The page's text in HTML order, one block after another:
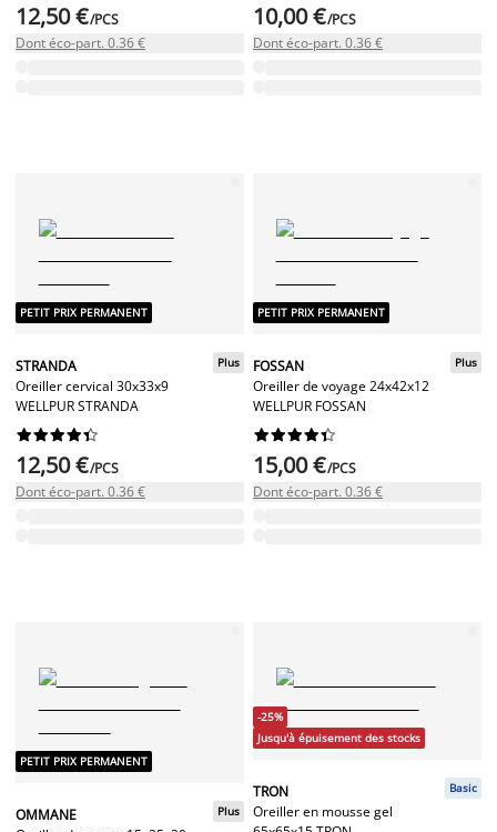
12,50 €/PCS
Dont éco-part. 0.36 €
10,00 €/PCS
Dont éco-part. 0.36 €
PETIT PRIX PERMANENT
STRANDA
Oreiller cervical 30x33x9
WELLPUR STRANDA
Plus






12,50 €/PCS
Dont éco-part. 0.36 €
PETIT PRIX PERMANENT
FOSSAN
Oreiller de voyage 24x42x12
WELLPUR FOSSAN
Plus






15,00 €/PCS
Dont éco-part. 0.36 €
PETIT PRIX PERMANENT
OMMANE
Plus
-25%
Jusqu'à épuisement des stocks
TRON
Oreiller en mousse gel
Basic